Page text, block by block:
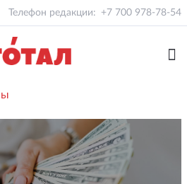
Телефон редакции: +7 700 978-78-54